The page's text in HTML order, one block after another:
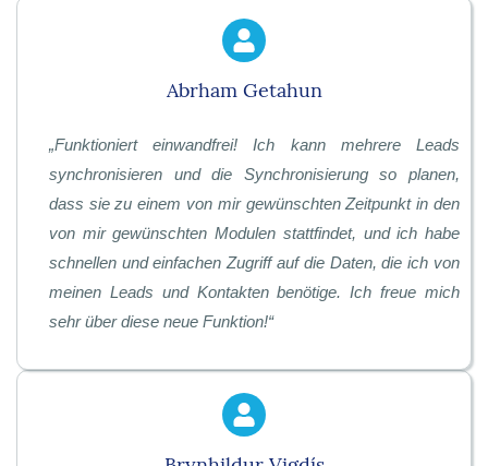
Abrham Getahun
„Funktioniert einwandfrei! Ich kann mehrere Leads
synchronisieren und die Synchronisierung so planen,
dass sie zu einem von mir gewünschten Zeitpunkt in den
von mir gewünschten Modulen stattfindet, und ich habe
schnellen und einfachen Zugriff auf die Daten, die ich von
meinen Leads und Kontakten benötige. Ich freue mich
sehr über diese neue Funktion!“